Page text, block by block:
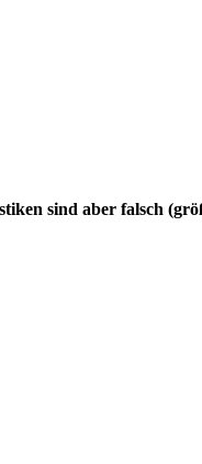
sind aber falsch